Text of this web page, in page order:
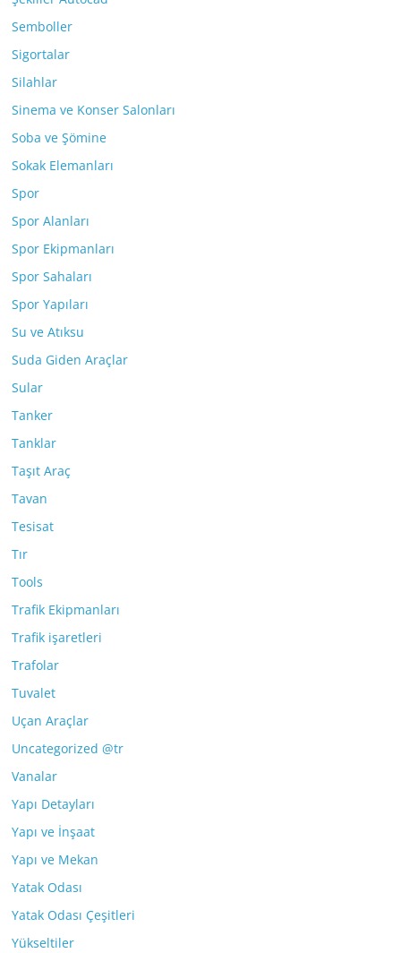
Semboller
Sigortalar
Silahlar
Sinema ve Konser Salonları
Soba ve Şömine
Sokak Elemanları
Spor
Spor Alanları
Spor Ekipmanları
Spor Sahaları
Spor Yapıları
Su ve Atıksu
Suda Giden Araçlar
Sular
Tanker
Tanklar
Taşıt Araç
Tavan
Tesisat
Tır
Tools
Trafik Ekipmanları
Trafik işaretleri
Trafolar
Tuvalet
Uçan Araçlar
Uncategorized @tr
Vanalar
Yapı Detayları
Yapı ve İnşaat
Yapı ve Mekan
Yatak Odası
Yatak Odası Çeşitleri
Yükseltiler